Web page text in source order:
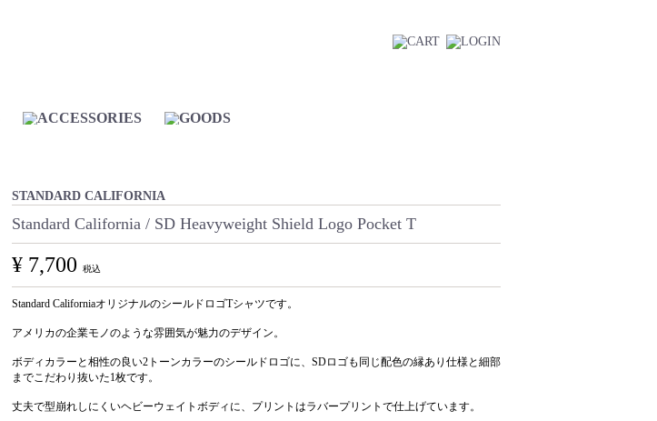
STANDARD CALIFORNIA
Standard California / SD Heavyweight Shield Logo Pocket T
¥ 7,700 税込
Standard CaliforniaオリジナルのシールドロゴTシャツです。
アメリカの企業モノのような雰囲気が魅力のデザイン。
ボディカラーと相性の良い2トーンカラーのシールドロゴに、SDロゴも同じ配色の縁あり仕様と細部
までこだわり抜いた1枚です。
丈夫で型崩れしにくいヘビーウェイトボディに、プリントはラバープリントで仕上げています。